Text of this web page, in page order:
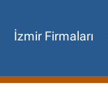
İzmir Firmaları